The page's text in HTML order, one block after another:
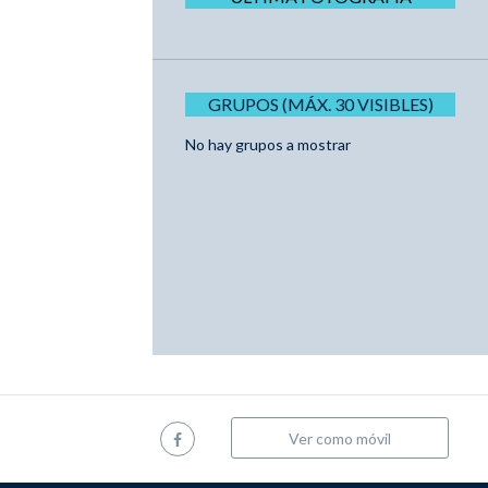
GRUPOS (MÁX. 30 VISIBLES)
No hay grupos a mostrar